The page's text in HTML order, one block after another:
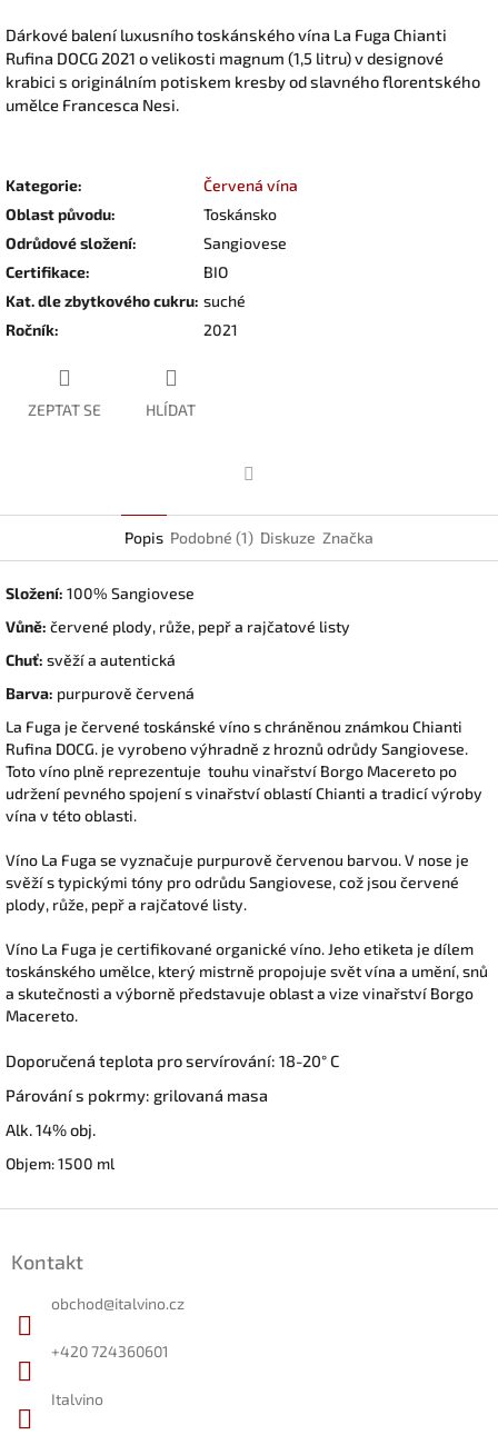
Dárkové balení luxusního toskánského vína La Fuga Chianti
Rufina DOCG 2021 o velikosti magnum (1,5 litru) v designové
krabici s originálním potiskem kresby od slavného florentského
umělce Francesca Nesi.
Kategorie:
Červená vína
Oblast původu:
Toskánsko
Odrůdové složení:
Sangiovese
Certifikace:
BIO
Kat. dle zbytkového cukru: suché
Ročník: 2021
ZEPTAT SE HLÍDAT
Popis Podobné (1) Diskuze Značka
Složení: 100% Sangiovese
Vůně: červené plody, růže, pepř a rajčatové listy
Chuť: svěží a autentická
Barva: purpurově červená
La Fuga je červené toskánské víno s chráněnou známkou Chianti
Rufina DOCG. je vyrobeno výhradně z hroznů odrůdy Sangiovese.
Toto víno plně reprezentuje touhu vinařství Borgo Macereto po
udržení pevného spojení s vinařství oblastí Chianti a tradicí výroby
vína v této oblasti.
Víno La Fuga se vyznačuje purpurově červenou barvou. V nose je
svěží s typickými tóny pro odrůdu Sangiovese, což jsou červené
plody, růže, pepř a rajčatové listy.
Víno La Fuga je certifikované organické víno. Jeho etiketa je dílem
toskánského umělce, který mistrně propojuje svět vína a umění, snů
a skutečnosti a výborně představuje oblast a vize vinařství Borgo
Macereto.
Doporučená teplota pro servírování: 18-20° C
Párování s pokrmy: grilovaná masa
Alk. 14% obj.
Objem: 1500 ml
Kontakt
obchod@italvino.cz
+420 724360601
Italvino